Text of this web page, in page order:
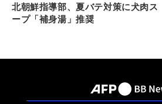
北朝鮮指導部、夏バテ対策に犬肉ス
ープ「補身湯」推奨